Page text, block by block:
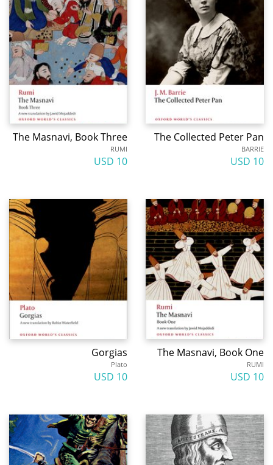
The Collected Peter Pan
BARRIE
10 USD
The Masnavi, Book Three
RUMI
10 USD
The Masnavi, Book One
RUMI
10 USD
Gorgias
Plato
10 USD